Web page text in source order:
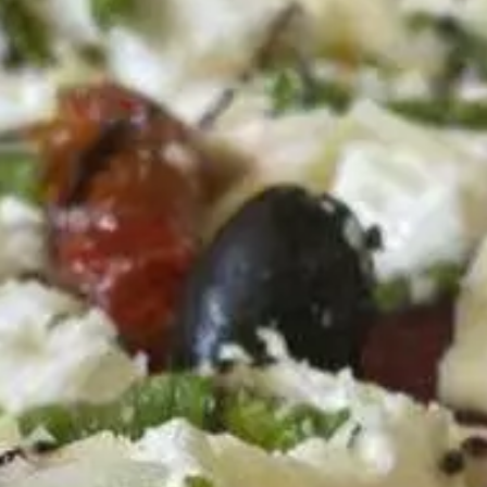
Paramètres de
confidentialité
Afin de faciliter votre navigation et de vous
apporter le meilleur service possible, nous utilisons
des cookies pour améliorer le site aux besoins des
visiteurs, notamment selon la fréquentation.
Nos politique de confidentialité